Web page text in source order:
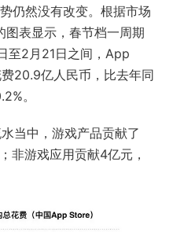
仍然没有改变。根据市场
表显示，春节档一周期
至2月21日之间，App
20.9亿人民币，比去年同
。
当中，游戏产品贡献了
非游戏应用贡献4亿元，